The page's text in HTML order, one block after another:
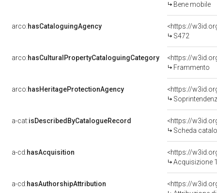
Bene mobile
arco:hasCataloguingAgency
<https://
S472
arco:hasCulturalPropertyCataloguingCategory
<https://
Frammento
arco:hasHeritageProtectionAgency
<https://
Soprintendenza
a-cat:isDescribedByCatalogueRecord
<https://
Scheda
a-cd:hasAcquisition
<https://
Acquisizione
a-cd:hasAuthorshipAttribution